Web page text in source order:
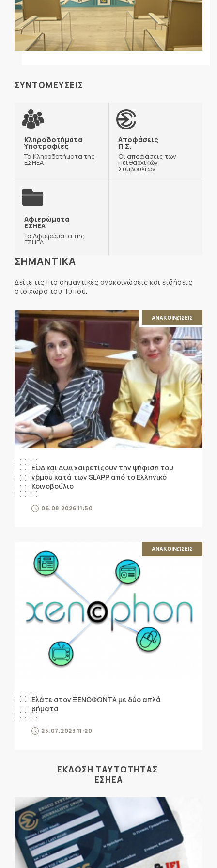
ΣΥΝΤΟΜΕΥΣΕΙΣ
Κληροδοτήματα
Υποτροφίες
Τα Κληροδοτήματα της
ΕΣΗΕΑ
Αποφάσεις
Π.Σ.
Οι αποφάσεις των
Πειθαρχικών
Συμβουλίων
Αφιερώματα
ΕΣΗΕΑ
Τα Αφιερώματα της
ΕΣΗΕΑ
ΣΗΜΑΝΤΙΚΑ
Δείτε τις πιο σημαντικές ανακοινώσεις και ειδήσεις
στο χώρο του Τύπου.
ΑΝΑΚΟΙΝΩΣΕΙΣ
ΕΟΔ και ΔΟΔ χαιρετίζουν την ψήφιση του
νόμου κατά των SLAPP από το Ελληνικό
Κοινοβούλιο
06.08.2026 11:50
ΑΝΑΚΟΙΝΩΣΕΙΣ
Ελάτε στον ΞΕΝΟΦΩΝΤΑ με δύο απλά
βήματα
25.07.2023 11:20
ΕΚΔΟΣΗ ΤΑΥΤΟΤΗΤΑΣ
ΕΣΗΕΑ